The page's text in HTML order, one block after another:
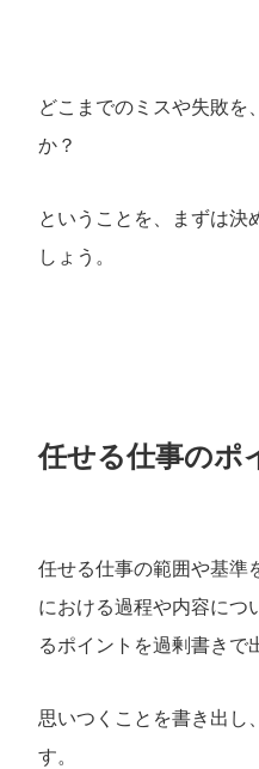
どこまでのミスや失敗を
か？
ということを、まずは決
しょう。
任せる仕事のポ
任せる仕事の範囲や基準
における過程や内容につ
るポイントを過剰書きで
思いつくことを書き出し
す。